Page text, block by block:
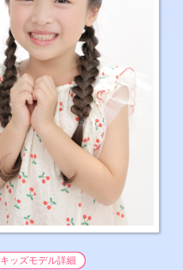
キッズモデル詳細